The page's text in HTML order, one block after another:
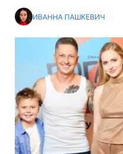
ИВАННА ПАШКЕВИЧ